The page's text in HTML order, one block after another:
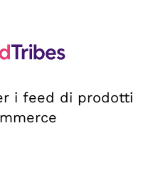
i feed di prodotti